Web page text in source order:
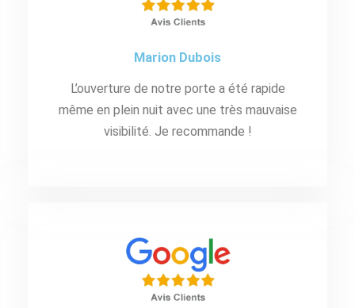
Marion Dubois
L’ouverture de notre porte a été rapide
même en plein nuit avec une très mauvaise
visibilité. Je recommande !